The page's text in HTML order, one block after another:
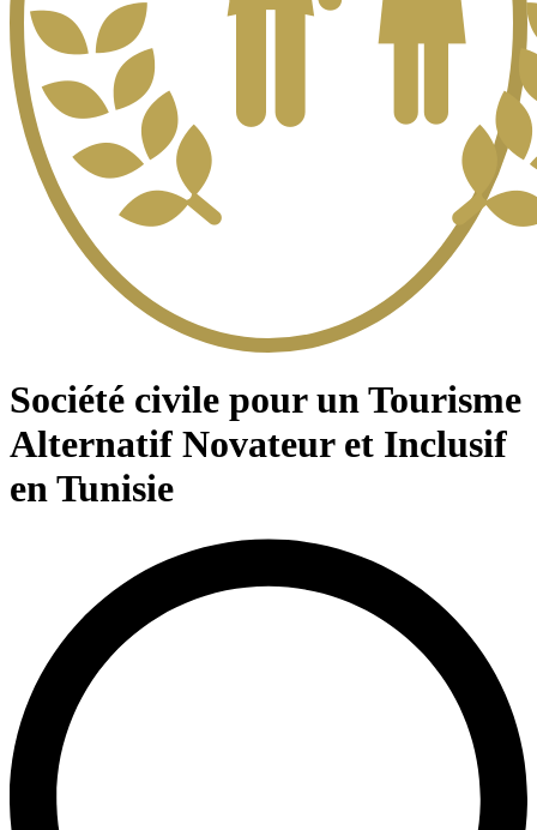
Société civile pour un Tourisme
Alternatif Novateur et Inclusif
en Tunisie